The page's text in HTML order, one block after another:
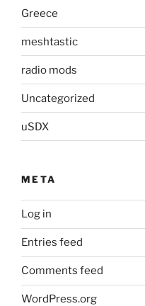
Greece
meshtastic
radio mods
Uncategorized
uSDX
META
Log in
Entries feed
Comments feed
WordPress.org